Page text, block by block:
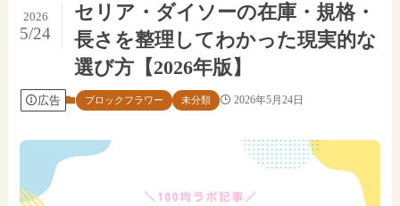
セリア・ダイソーの在庫・規格・
長さを整理してわかった現実的な
選び方【2026年版】
2026
5/24
広告 ブロックフラワー 未分類 2026年5月24日